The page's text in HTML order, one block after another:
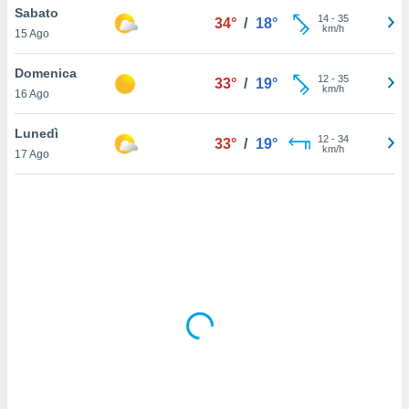
cookie
in
Sabato
15 Ago
34° / 18° 14- 35
km/h
Domenica
16 Ago
33° / 19° 12- 35
km/h
Lunedì
17 Ago
33° / 19° 12- 34
km/h